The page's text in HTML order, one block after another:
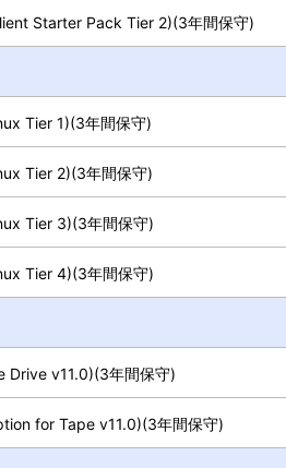
Starter Pack Tier 2)(3年間保守)
Tier 1)(3年間保守)
Tier 2)(3年間保守)
Tier 3)(3年間保守)
Tier 4)(3年間保守)
v11.0)(3年間保守)
for Tape v11.0)(3年間保守)